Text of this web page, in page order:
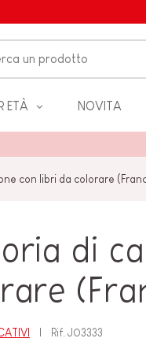
ETÀ NOVITA
con libri da colorare
di
Rif.J03333